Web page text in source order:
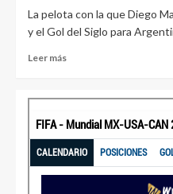
La pelota con la que Diego
y el Gol del Siglo para
Leer más